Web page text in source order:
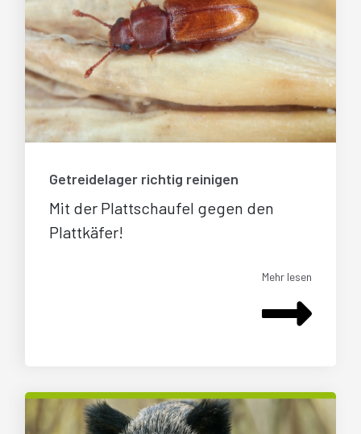
Getreidelager richtig reinigen
Mit der Plattschaufel gegen den
Plattkäfer!
Mehr lesen